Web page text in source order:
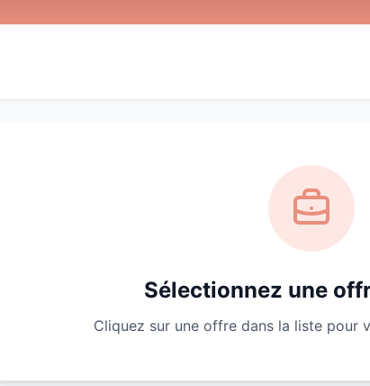
Sélectionnez une
Cliquez sur une offre dans la liste pour